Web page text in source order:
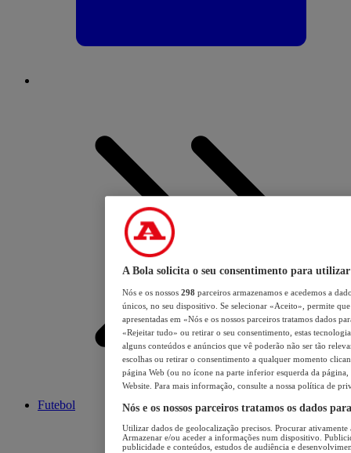
Futebol
A Bola solicita o seu consentimento para utilizar
Nós e os nossos 298 parceiros armazenamos e acedemos a
únicos, no seu dispositivo. Se selecionar «Aceito», permite
apresentadas em «Nós e os nossos parceiros tratamos dados
«Rejeitar tudo» ou retirar o seu consentimento, estas
alguns conteúdos e anúncios que vê poderão não ser tão
escolhas ou retirar o consentimento a qualquer momento
página Web (ou no ícone na parte inferior esquerda da página,
Website. Para mais informação, consulte a nossa política de
Nós e os nossos parceiros tratamos os dados
Utilizar dados de geolocalização precisos. Procurar
Armazenar e/ou aceder a informações num dispositivo.
publicidade e conteúdos, estudos de audiência e